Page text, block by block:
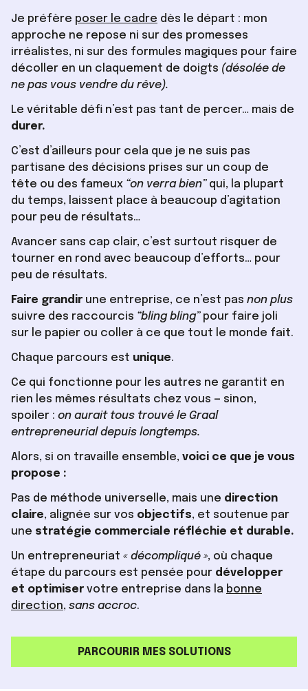
Je préfère poser le cadre dès le départ : mon
approche ne repose ni sur des promesses
irréalistes, ni sur des formules magiques pour faire
décoller en un claquement de doigts (désolée de
ne pas vous vendre du rêve).
Le véritable défi n’est pas tant de percer… mais de
durer.
C’est d’ailleurs pour cela que je ne suis pas
partisane des décisions prises sur un coup de
tête ou des fameux “on verra bien”qui, la plupart
du temps, laissent place à beaucoup d’agitation
pour peu de résultats…
Avancer sans cap clair, c’est surtout risquer de
tourner en rond avec beaucoup d’efforts… pour
peu de résultats.
Faire grandir une entreprise, ce n’est pas non plus
suivre des raccourcis “bling bling”pour faire joli
sur le papier ou coller à ce que tout le monde fait.
Chaque parcours est unique.
Ce qui fonctionne pour les autres ne garantit en
rien les mêmes résultats chez vous — sinon,
spoiler : on aurait tous trouvé le Graal
entrepreneurial depuis longtemps.
Alors, si on travaille ensemble, voici ce que je vous
propose :
Pas de méthode universelle, mais une direction
claire, alignée sur vos objectifs, et soutenue par
une stratégie commerciale réfléchie et durable.
Un entrepreneuriat « décompliqué », où chaque
étape du parcours est pensée pour développer
et optimiser votre entreprise dans la bonne
direction, sans accroc.
PARCOURIR MES SOLUTIONS